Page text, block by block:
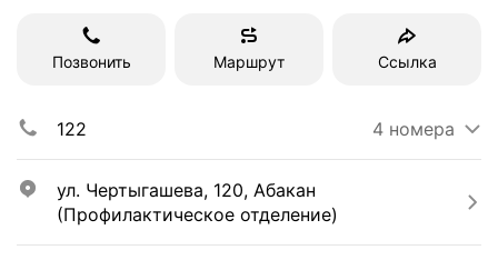
Позвонить Маршрут Ссылка
122 4 номера
ул. Чертыгашева, 120, Абакан
(Профилактическое отделение)